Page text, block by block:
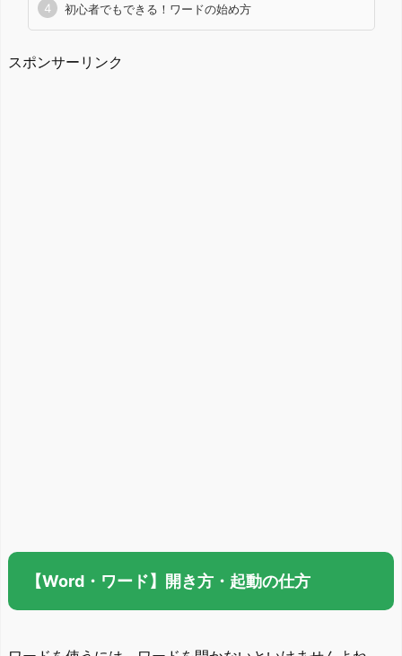
初心者でもできる！ワードの始め方
スポンサーリンク
【Word・ワード】開き方・起動の仕方